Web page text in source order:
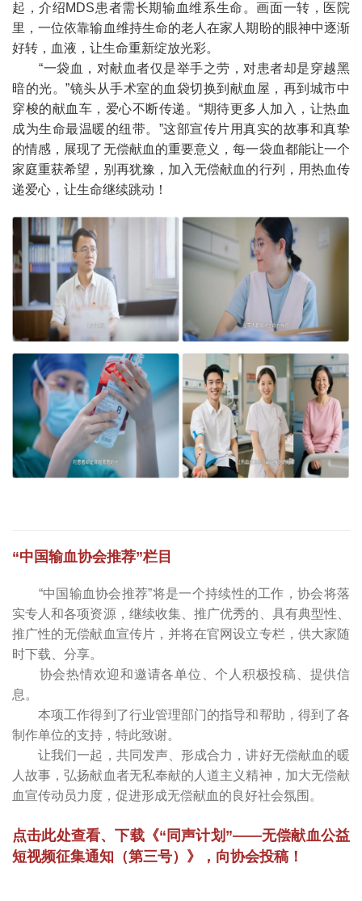
起，介绍MDS患者需长期输血维系生命。画面一转，医院
里，一位依靠输血维持生命的老人在家人期盼的眼神中逐渐
好转，血液，让生命重新绽放光彩。
“一袋血，对献血者仅是举手之劳，对患者却是穿越黑
暗的光。”镜头从手术室的血袋切换到献血屋，再到城市中
穿梭的献血车，爱心不断传递。“期待更多人加入，让热血
成为生命最温暖的纽带。”这部宣传片用真实的故事和真挚
的情感，展现了无偿献血的重要意义，每一袋血都能让一个
家庭重获希望，别再犹豫，加入无偿献血的行列，用热血传
递爱心，让生命继续跳动！
“中国输血协会推荐”栏目
“中国输血协会推荐”将是一个持续性的工作，协会将落
实专人和各项资源，继续收集、推广优秀的、具有典型性、
推广性的无偿献血宣传片，并将在官网设立专栏，供大家随
时下载、分享。
协会热情欢迎和邀请各单位、个人积极投稿、提供信
息。
本项工作得到了行业管理部门的指导和帮助，得到了各
制作单位的支持，特此致谢。
让我们一起，共同发声、形成合力，讲好无偿献血的暖
人故事，弘扬献血者无私奉献的人道主义精神，加大无偿献
血宣传动员力度，促进形成无偿献血的良好社会氛围。
点击此处查看、下载《“同声计划”——无偿献血公益
短视频征集通知（第三号）》，向协会投稿！